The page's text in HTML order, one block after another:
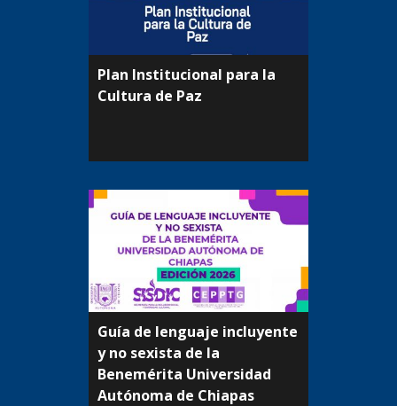
Plan Institucional para la
Cultura de Paz
Guía de lenguaje incluyente
y no sexista de la
Beneméritа Universidad
Autónoma de Chiapas